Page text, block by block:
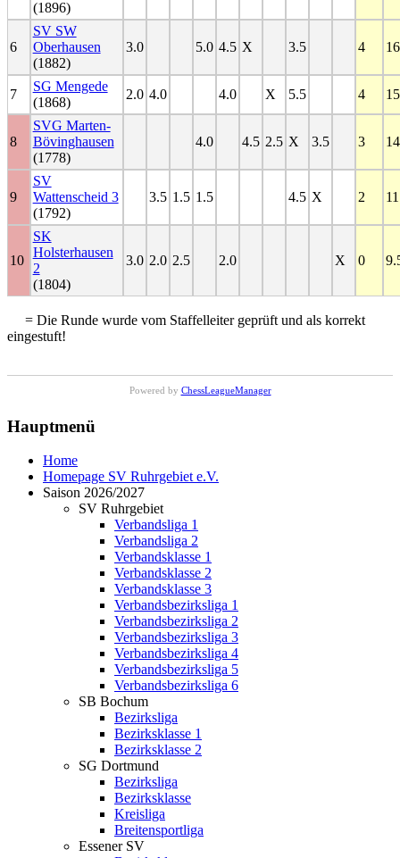
(1896)
6
SV SW
Oberhausen
(1882)
3.0 5.0 4.5 X 3.5 4
7
SG Mengede
(1868)
2.0 4.0 4.0 X 5.5 4
8
SVG Marten-
Bövinghausen
(1778)
4.0 4.5 2.5 X 3.5 3
9
SV
Wattenscheid 3
(1792)
3.5 1.5 1.5 4.5 X 2
10
SK
Holsterhausen
2
(1804)
3.0 2.0 2.5 2.0 X 0
= Die Runde wurde vom Staffelleiter geprüft und als korrekt
eingestuft!
Powered by ChessLeagueManager
Hauptmenü
Home
Homepage SV Ruhrgebiet e.V.
Saison 2026/2027
SV Ruhrgebiet
Verbandsliga 1
Verbandsliga 2
Verbandsklasse 1
Verbandsklasse 2
Verbandsklasse 3
Verbandsbezirksliga 1
Verbandsbezirksliga 2
Verbandsbezirksliga 3
Verbandsbezirksliga 4
Verbandsbezirksliga 5
Verbandsbezirksliga 6
SB Bochum
Bezirksliga
Bezirksklasse 1
Bezirksklasse 2
SG Dortmund
Bezirksliga
Bezirksklasse
Kreisliga
Breitensportliga
Essener SV